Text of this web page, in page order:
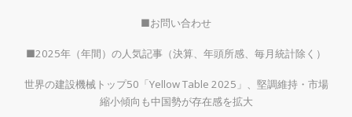
■お問い合わせ
■2025年（年間）の人気記事（決算、年頭所感、毎月統計除く）
世界の建設機械トップ50「Yellow Table 2025」、堅調維持・市場
縮小傾向も中国勢が存在感を拡大